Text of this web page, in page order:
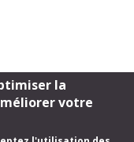
la
votre